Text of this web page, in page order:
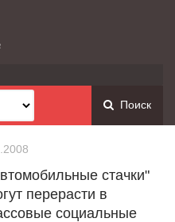
Поиск
стачки"
перерасти в
социальные